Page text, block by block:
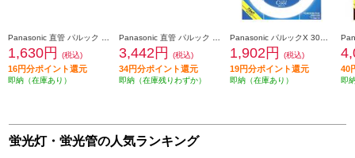
1,630円 (税込)
16円分ポイント還元
即納（在庫あり）
3,442円 (税込)
34円分ポイント還元
即納（在庫残りわずか）
1,902円 (税込)
19円分ポイント還元
即納（在庫あり）
40
即
蛍光灯・蛍光管の人気ランキング